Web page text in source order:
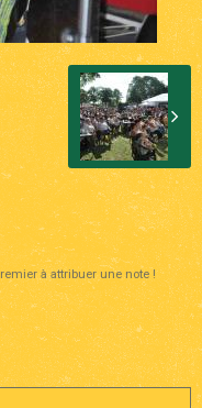
à attribuer une note !